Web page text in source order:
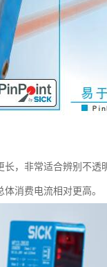
，非常适合辨别不
消费电流相对更高。